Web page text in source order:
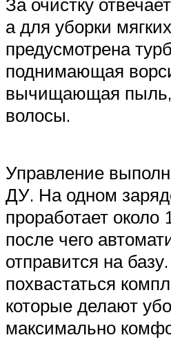
а для уборки
предусмотрена
поднимающая
вычищающая
волосы.
Управление
ДУ. На одном
проработает около
после чего
отправится на
похвастаться
которые делают
максимально